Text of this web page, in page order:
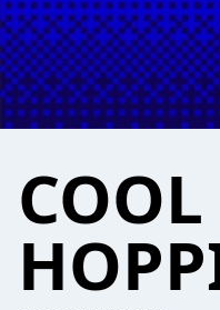
COOL